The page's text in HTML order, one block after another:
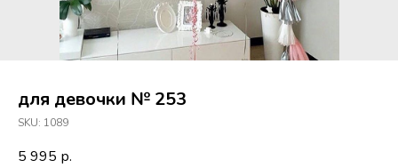
для девочки № 253
SKU: 1089
5 995 р.